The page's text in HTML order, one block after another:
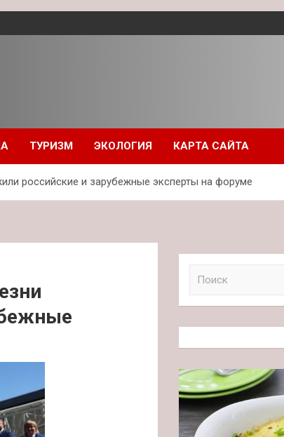
ТУРИЗМ ЭКОЛОГИЯ КАРТА САЙТА
российские и зарубежные эксперты на форуме
к